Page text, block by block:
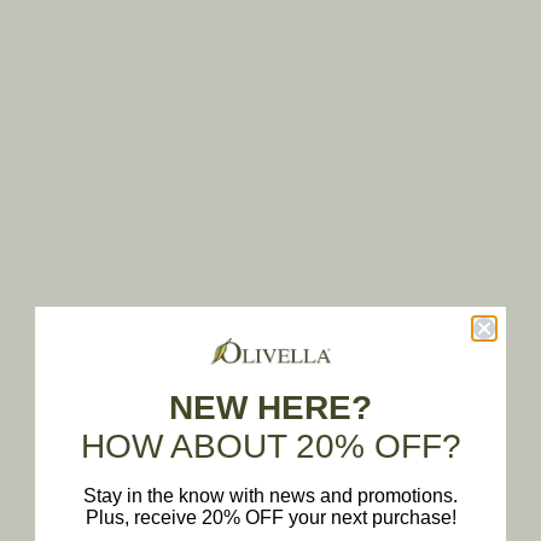
MASCHERA CAPELLI
YOUR HAIR
PREZZO SCONTATO
€32,99
NEW HERE?
HOW ABOUT 20% OFF?
Stay in the know with news and promotions.
Plus, receive 20% OFF your next purchase!